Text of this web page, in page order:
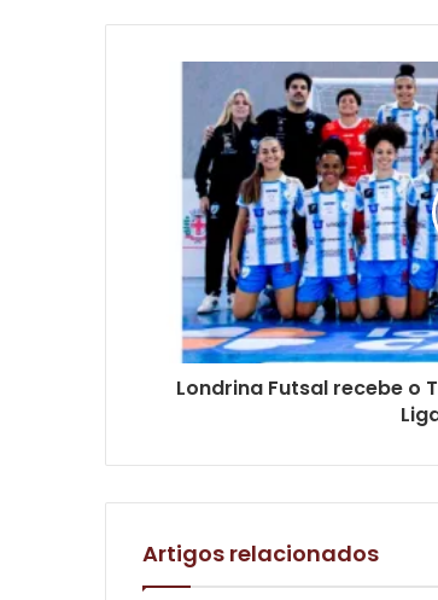
Londrina Futsal recebe o
Artigos relacionados